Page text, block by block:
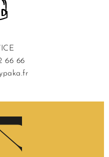
66 66